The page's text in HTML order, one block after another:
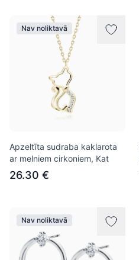
Nav noliktavā
Apzeltīta sudraba kaklarota
ar melniem cirkoniem, Kat
26.30 €
Nav noliktavā